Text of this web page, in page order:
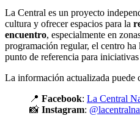
La Central es un proyecto
cultura y ofrecer espacios para la
encuentro, especialmente en
programación regular, el centro
punto de referencia para
La información actualizada puede
📍 Facebook: La Central
📸 Instagram: